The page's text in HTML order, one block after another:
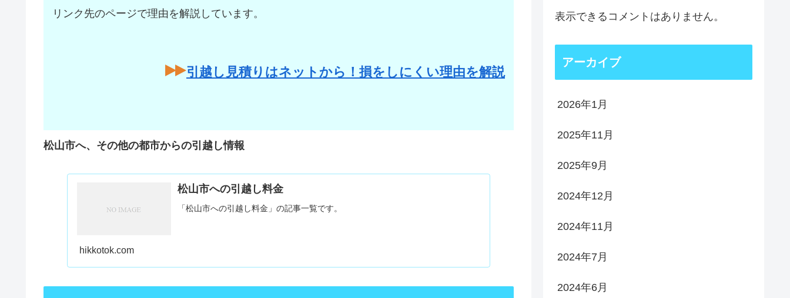
リンク先のページで理由を解説しています。
引越し見積りはネットから！損をしにくい理由を解説
松山市へ、その他の都市からの引越し情報
松山市への引越し料金
「松山市への引越し料金」の記事一覧です。
hikkotok.com
表示できるコメントはありません。
アーカイブ
2026年1月
2025年11月
2025年9月
2024年12月
2024年11月
2024年7月
2024年6月